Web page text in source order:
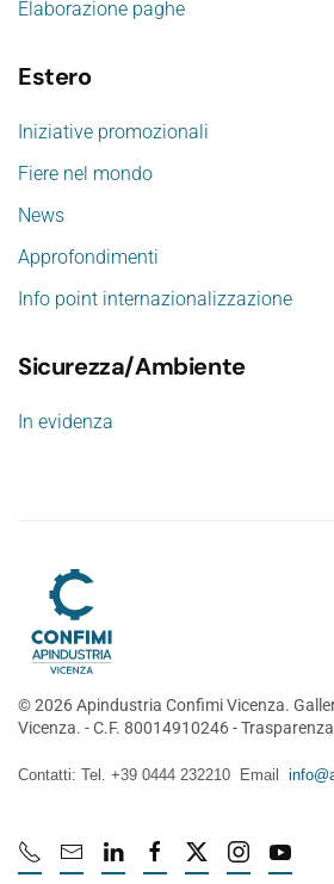
Elaborazione paghe
Estero
Iniziative promozionali
Fiere nel mondo
News
Approfondimenti
Info point internazionalizzazione
Sicurezza/Ambiente
In evidenza
©2026Apindustria Confimi Vicenza.
Vicenza. - C.F. 80014910246 -
Contatti: Tel. +39 0444 232210 Email